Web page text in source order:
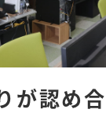
が認め